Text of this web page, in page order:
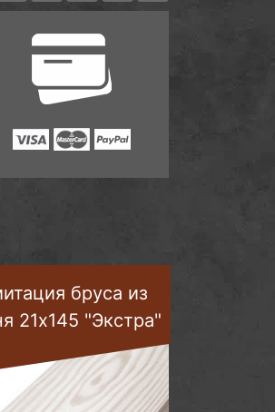
бруса из
21х145 "Экстра"